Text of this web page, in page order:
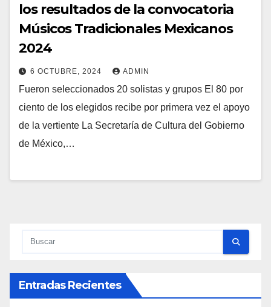
los resultados de la convocatoria
Músicos Tradicionales Mexicanos
2024
6 OCTUBRE, 2024 ADMIN
Fueron seleccionados 20 solistas y grupos El 80 por
ciento de los elegidos recibe por primera vez el apoyo
de la vertiente La Secretaría de Cultura del Gobierno
de México,…
Entradas Recientes